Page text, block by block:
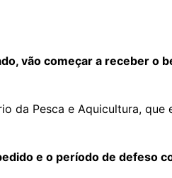
vão começar a receber o
da Pesca e Aquicultura, que
e o período de defeso